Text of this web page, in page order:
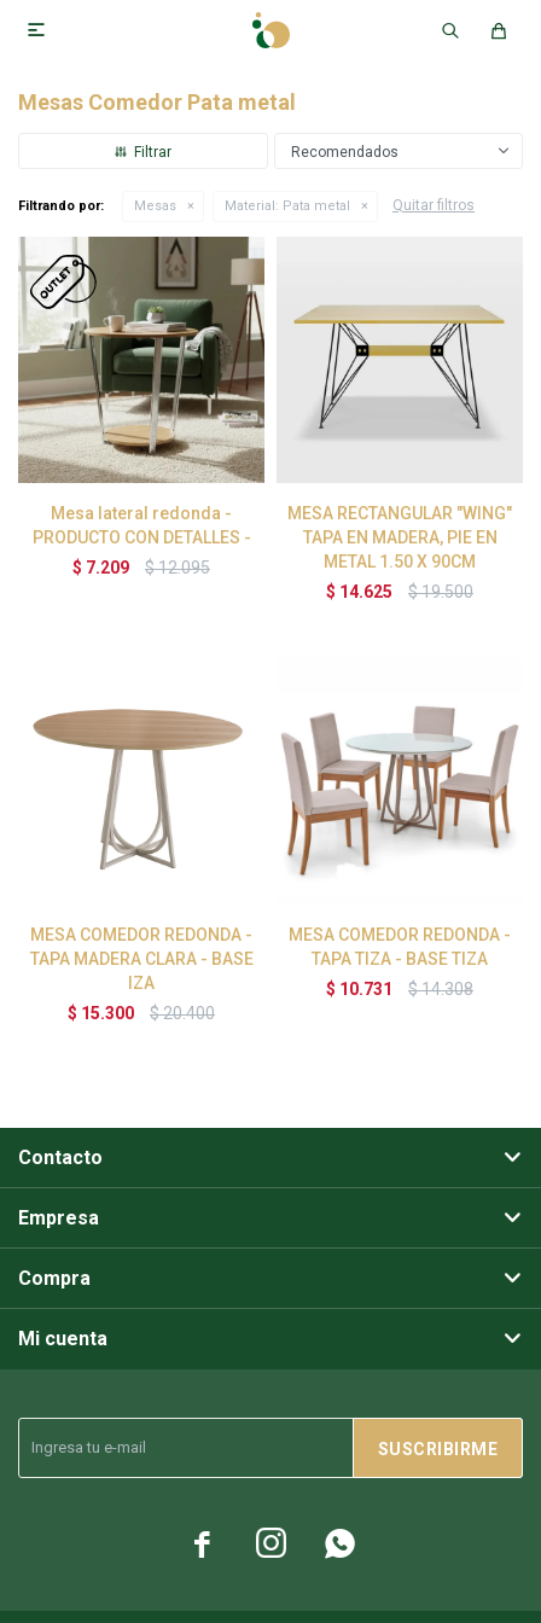

Mesas Comedor Pata metal
Recomendados
Filtrando por: Mesas Material: Pata metal Quitar filtros
Mesa lateral redonda -
PRODUCTO CON DETALLES -
$ 7.209 $12.095
MESA RECTANGULAR "WING"
TAPA EN MADERA, PIE EN
METAL 1.50 X 90CM
$ 14.625 $19.500
MESA COMEDOR REDONDA -
TAPA MADERA CLARA - BASE
IZA
$ 15.300 $20.400
MESA COMEDOR REDONDA -
TAPA TIZA - BASE TIZA
$ 10.731 $14.308
SUSCRIBIRME
  
Contacto
Empresa
Compra
Mi cuenta